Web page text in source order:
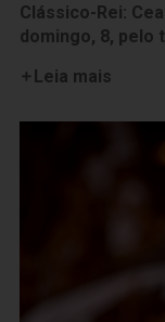
Clássico-Rei:
domingo, 8, pelo
Leia mais